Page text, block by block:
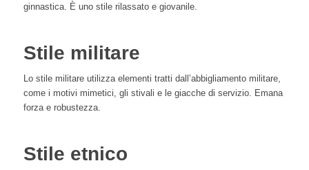
ginnastica. È uno stile rilassato e giovanile.
Stile militare
Lo stile militare utilizza elementi tratti dall’abbigliamento militare,
come i motivi mimetici, gli stivali e le giacche di servizio. Emana
forza e robustezza.
Stile etnico